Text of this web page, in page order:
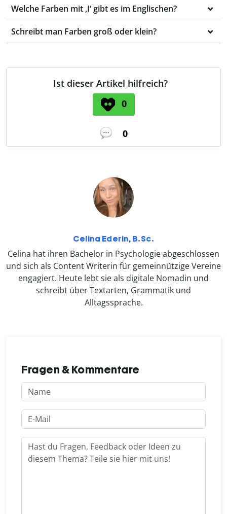
Welche Farben mit ,I‘ gibt es im Englischen?
Schreibt man Farben groß oder klein?
Ist dieser Artikel hilfreich?
0
0
Celina Ederin, B.Sc.
Celina hat ihren Bachelor in Psychologie abgeschlossen
und sich als Content Writerin für gemeinnützige Vereine
engagiert. Heute lebt sie als digitale Nomadin und
schreibt über Textarten, Grammatik und
Alltagssprache.
Fragen & Kommentare